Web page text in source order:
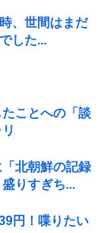
、世間はまだ
した...
たことへの「談
北朝鮮の記録
りすぎち...
円！喋りたい